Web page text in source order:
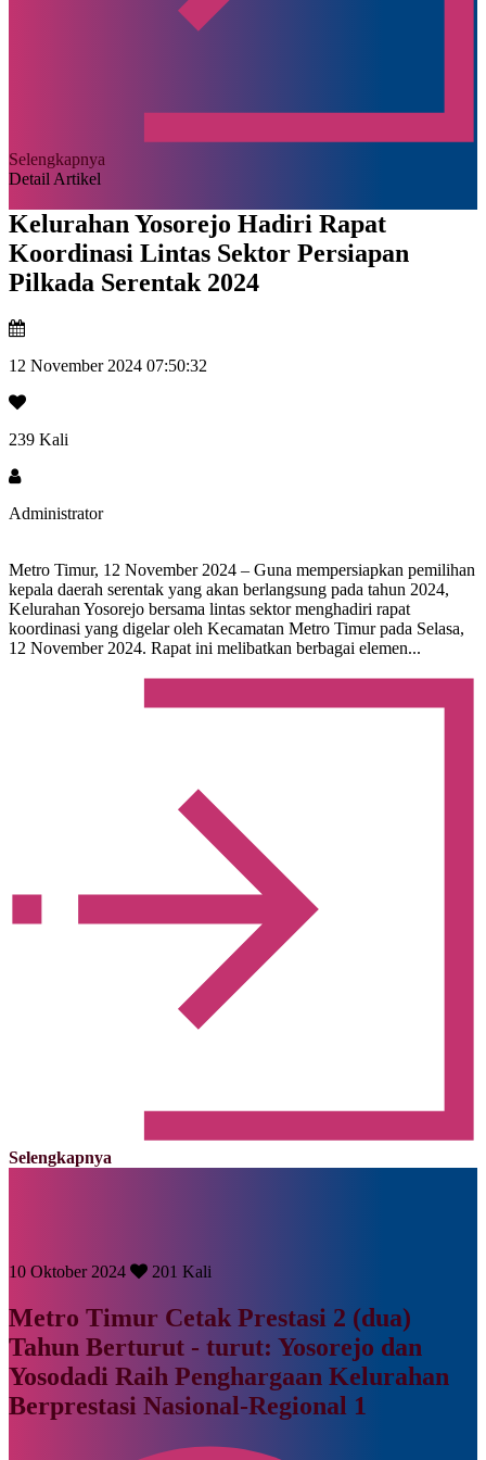
Selengkapnya
Detail Artikel
Kelurahan Yosorejo Hadiri Rapat
Koordinasi Lintas Sektor Persiapan
Pilkada Serentak 2024
12 November 2024 07:50:32
239 Kali
Administrator
Metro Timur, 12 November 2024 – Guna mempersiapkan pemilihan
kepala daerah serentak yang akan berlangsung pada tahun 2024,
Kelurahan Yosorejo bersama lintas sektor menghadiri rapat
koordinasi yang digelar oleh Kecamatan Metro Timur pada Selasa,
12 November 2024. Rapat ini melibatkan berbagai elemen...
Selengkapnya
10 Oktober 2024 201 Kali
Metro Timur Cetak Prestasi 2 (dua)
Tahun Berturut - turut: Yosorejo dan
Yosodadi Raih Penghargaan Kelurahan
Berprestasi Nasional-Regional 1